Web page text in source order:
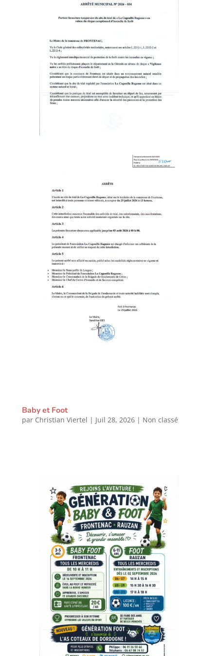
Baby et Foot
par Christian Viertel | Juil 28, 2026| Non classé